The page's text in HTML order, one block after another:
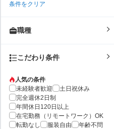
条件をクリア
職種
こだわり条件
人気の条件
未経験者歓迎
土日祝休み
完全週休2日制
年間休日120日以上
在宅勤務（リモートワーク）OK
転勤なし
服装自由
年齢不問